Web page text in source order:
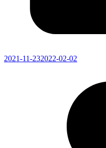
2021-11-232022-02-02